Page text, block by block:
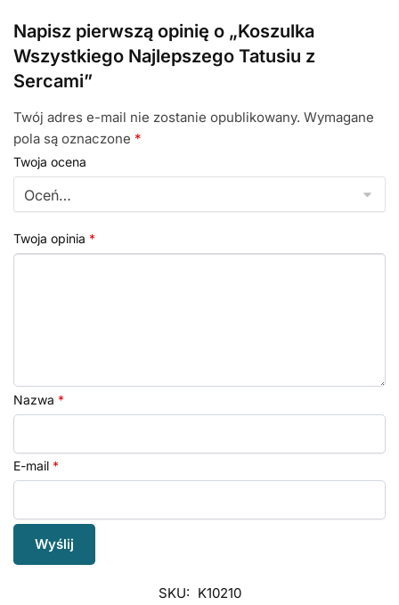
Napisz pierwszą opinię o „Koszulka
Wszystkiego Najlepszego Tatusiu z
Sercami”
Twój adres e-mail nie zostanie opublikowany. Wymagane
pola są oznaczone *
Twoja ocena
Twoja opinia *
Nazwa *
E-mail *
SKU: K10210